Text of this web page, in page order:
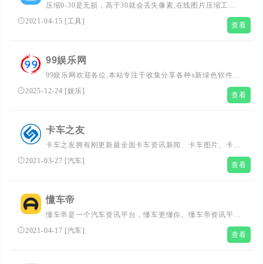
压缩0-30是无损，高于30就会丢失像素,在线图片压缩工
具，支持GIF压缩、PNG压缩、JPG压缩
2021-04-15 [工具] 查看
99娱乐网
99娱乐网欢迎各位,本站专注于收集分享各种x新绿色软件、
娱乐资讯、生活百科、技术教程,还有来自全网的网站模
2025-12-24 [娱乐] 查看
卡车之友
卡车之友拥有刚更新最全面卡车资讯新闻、卡车图片、卡车
企业信息、各种轻重卡车报价,卡车之友顾名思义就是卡车
2021-03-27 [汽车] 查看
懂车帝
懂车帝是一个汽车资讯平台，懂车更懂你。懂车帝资讯平台
会聪明地分析你的兴趣爱好，自动为你推荐喜欢的汽车内
容，提供刚更新汽车报价，汽车图片，汽车价格大全，汽车
2021-04-17 [汽车] 查看